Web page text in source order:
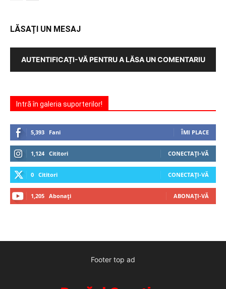
LĂSAȚI UN MESAJ
AUTENTIFICAȚI-VĂ PENTRU A LĂSA UN COMENTARIU
Intră în galeria suporterilor!
5,393 Fani ÎMI PLACE
1,124 Cititori CONECTAȚI-VĂ
0 Cititori CONECTAȚI-VĂ
1,205 Abonați ABONAȚI-VĂ
Footer top ad